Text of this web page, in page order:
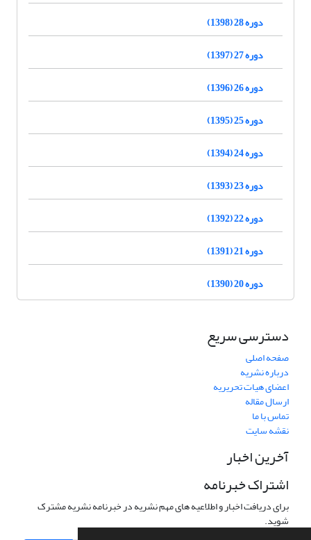
دوره 28 (1398)
دوره 27 (1397)
دوره 26 (1396)
دوره 25 (1395)
دوره 24 (1394)
دوره 23 (1393)
دوره 22 (1392)
دوره 21 (1391)
دوره 20 (1390)
دسترسی سریع
صفحه اصلی
درباره نشریه
اعضای هیات تحریریه
ارسال مقاله
تماس با ما
نقشه سایت
آخرین اخبار
اشتراک خبرنامه
برای دریافت اخبار و اطلاعیه های مهم نشریه در خبرنامه نشریه مشترک
شوید.